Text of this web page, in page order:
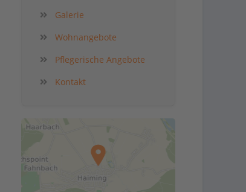
Galerie
Wohnangebote
Pflegerische Angebote
Kontakt